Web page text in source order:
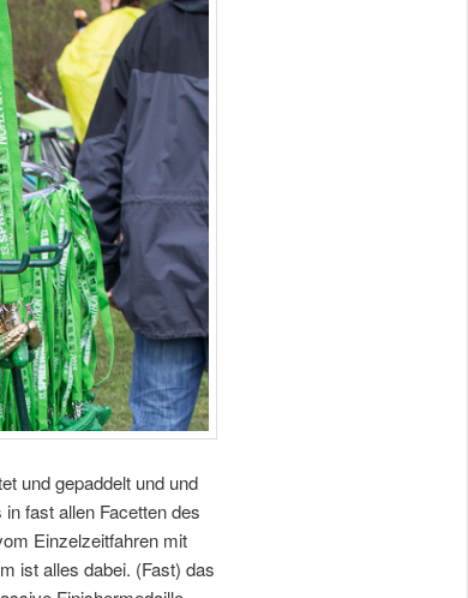
und gepaddelt und und
fast allen Facetten des
Einzelzeitfahren mit
ist alles dabei. (Fast) das